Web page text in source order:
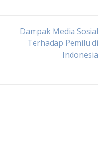
Dampak Media Sosial
Terhadap Pemilu di
Indonesia